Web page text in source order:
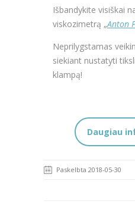
Išbandykite visiškai
viskozimetrą „Anton
Neprilygstamas
siekiant nustatyti
klampą!
Daugiau
Paskelbta 2018-05-30